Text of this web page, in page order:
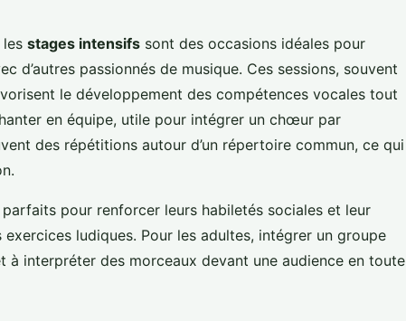
stages intensifs sont des occasions idéales pour
d’autres passionnés de musique. Ces sessions, souvent
le développement des compétences vocales tout
en équipe, utile pour intégrer un chœur par
des répétitions autour d’un répertoire commun, ce qui
pour renforcer leurs habiletés sociales et leur
ludiques. Pour les adultes, intégrer un groupe
à interpréter des morceaux devant une audience en toute